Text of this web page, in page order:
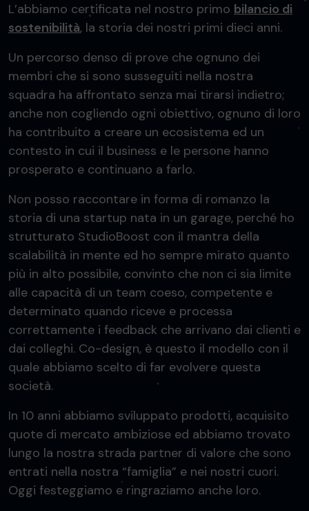
L’abbiamo certificata nel nostro primo bilancio di
sostenibilità, la storia dei nostri primi dieci anni.
Un percorso denso di prove che ognuno dei
membri che si sono susseguiti nella nostra
squadra ha affrontato senza mai tirarsi indietro;
anche non cogliendo ogni obiettivo, ognuno di loro
ha contribuito a creare un ecosistema ed un
contesto in cui il business e le persone hanno
prosperato e continuano a farlo.
Non posso raccontare in forma di romanzo la
storia di una startup nata in un garage, perché ho
strutturato StudioBoost con il mantra della
scalabilità in mente ed ho sempre mirato quanto
più in alto possibile, convinto che non ci sia limite
alle capacità di un team coeso, competente e
determinato quando riceve e processa
correttamente i feedback che arrivano dai clienti e
dai colleghi. Co-design, è questo il modello con il
quale abbiamo scelto di far evolvere questa
società.
In 10 anni abbiamo sviluppato prodotti, acquisito
quote di mercato ambiziose ed abbiamo trovato
lungo la nostra strada partner di valore che sono
entrati nella nostra “famiglia” e nei nostri cuori.
Oggi festeggiamo e ringraziamo anche loro.